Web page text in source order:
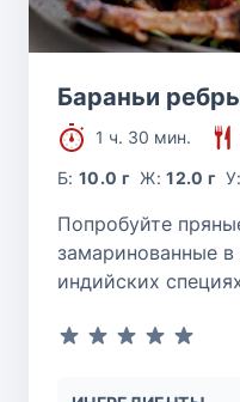
Бараньи
1 ч. 30 мин.
Б:10.0 г Ж:12.0 г
Попробуйте
замаринованные
индийских